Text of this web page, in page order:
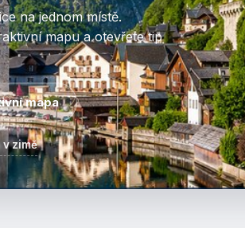
na jednom místě.
mapu a otevřete tip
mapa
v zimě